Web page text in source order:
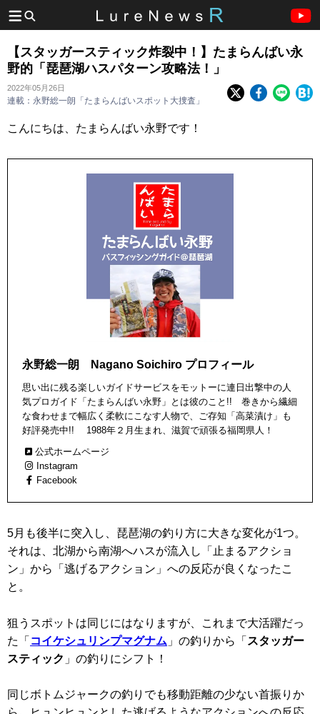
【スタッガースティック炸裂中！】たまらんばい永
野的「琵琶湖ハスパターン攻略法！」
2022年05月26日
連載：永野総一朗「たまらんばいスポット大捜査」
こんにちは、たまらんばい永野です！
永野総一朗 Nagano Soichiro プロフィール
思い出に残る楽しいガイドサービスをモットーに連日出撃中の人
気プロガイド「たまらんばい永野」とは彼のこと!! 巻きから繊細
な食わせまで幅広く柔軟にこなす人物で、ご存知「高菜漬け」も
好評発売中!! 1988年２月生まれ、滋賀で頑張る福岡県人！
公式ホームページ
Instagram
Facebook
5月も後半に突入し、琵琶湖の釣り方に大きな変化が1つ。
それは、北湖から南湖へハスが流入し「止まるアクショ
ン」から「逃げるアクション」への反応が良くなったこ
と。
狙うスポットは同じにはなりますが、これまで大活躍だっ
た「 コイケシュリンプマグナム 」の釣りから「 スタッガー
スティック 」の釣りにシフト！
同じボトムジャークの釣りでも移動距離の少ない首振りか